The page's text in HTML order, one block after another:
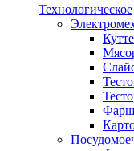
Технологическое